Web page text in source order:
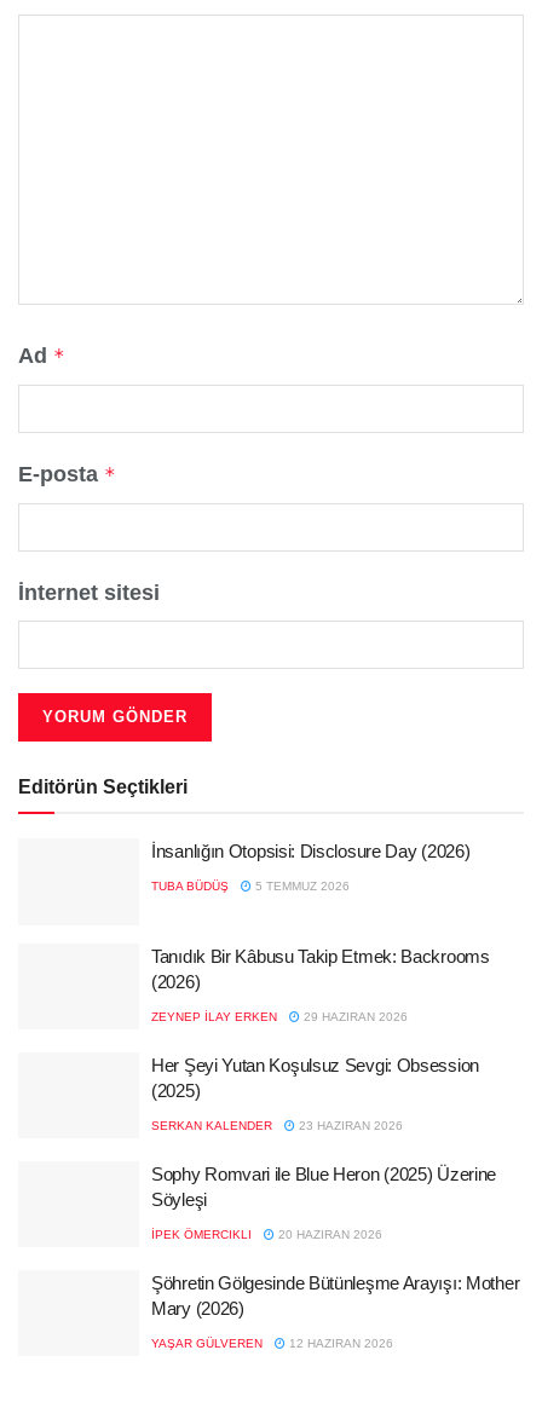
Ad *
E-posta *
İnternet sitesi
Editörün Seçtikleri
İnsanlığın Otopsisi: Disclosure Day (2026)
TUBA BÜDÜŞ 5 TEMMUZ 2026
Tanıdık Bir Kâbusu Takip Etmek: Backrooms
(2026)
ZEYNEP İLAY ERKEN 29 HAZIRAN 2026
Her Şeyi Yutan Koşulsuz Sevgi: Obsession
(2025)
SERKAN KALENDER 23 HAZIRAN 2026
Sophy Romvari ile Blue Heron (2025) Üzerine
Söyleşi
İPEK ÖMERCIKLI 20 HAZIRAN 2026
Şöhretin Gölgesinde Bütünleşme Arayışı: Mother
Mary (2026)
YAŞAR GÜLVEREN 12 HAZIRAN 2026